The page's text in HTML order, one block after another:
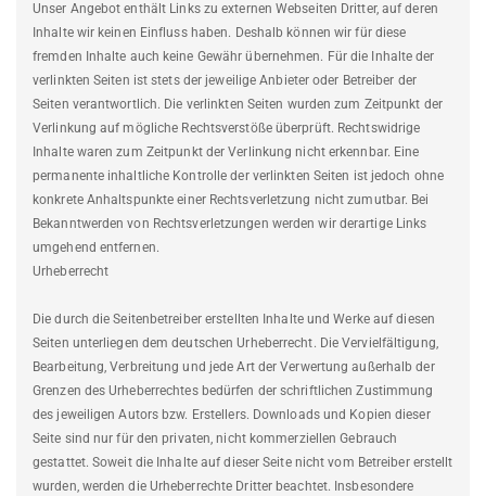
Unser Angebot enthält Links zu externen Webseiten Dritter, auf deren
Inhalte wir keinen Einfluss haben. Deshalb können wir für diese
fremden Inhalte auch keine Gewähr übernehmen. Für die Inhalte der
verlinkten Seiten ist stets der jeweilige Anbieter oder Betreiber der
Seiten verantwortlich. Die verlinkten Seiten wurden zum Zeitpunkt der
Verlinkung auf mögliche Rechtsverstöße überprüft. Rechtswidrige
Inhalte waren zum Zeitpunkt der Verlinkung nicht erkennbar. Eine
permanente inhaltliche Kontrolle der verlinkten Seiten ist jedoch ohne
konkrete Anhaltspunkte einer Rechtsverletzung nicht zumutbar. Bei
Bekanntwerden von Rechtsverletzungen werden wir derartige Links
umgehend entfernen.
Urheberrecht
Die durch die Seitenbetreiber erstellten Inhalte und Werke auf diesen
Seiten unterliegen dem deutschen Urheberrecht. Die Vervielfältigung,
Bearbeitung, Verbreitung und jede Art der Verwertung außerhalb der
Grenzen des Urheberrechtes bedürfen der schriftlichen Zustimmung
des jeweiligen Autors bzw. Erstellers. Downloads und Kopien dieser
Seite sind nur für den privaten, nicht kommerziellen Gebrauch
gestattet. Soweit die Inhalte auf dieser Seite nicht vom Betreiber erstellt
wurden, werden die Urheberrechte Dritter beachtet. Insbesondere